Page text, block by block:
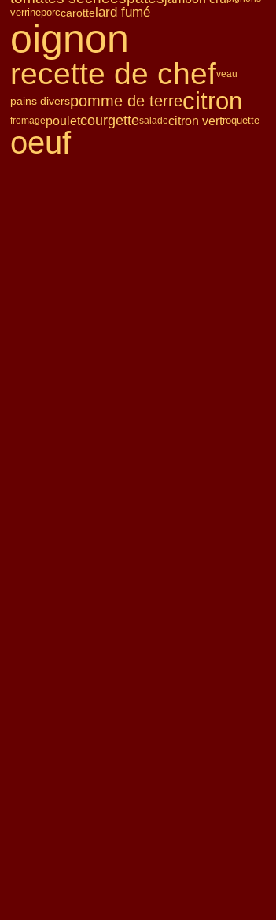
Janvier
Février
Janvier(15)
Mars
Février(15)
Janvier(14)
verrineporccarottelard fumé
oignon
recette de chefveau
pains diverspomme de terrecitron
fromagepouletcourgettesaladecitron vertroquette
oeuf